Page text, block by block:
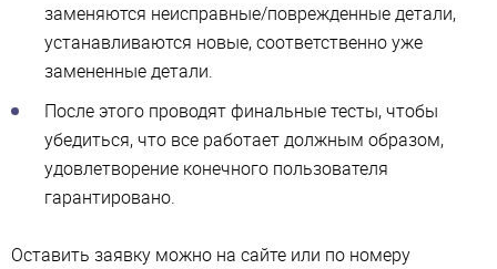
заменяются неисправные/поврежденные детали,
устанавливаются новые, соответственно уже
замененные детали.
После этого проводят финальные тесты, чтобы
убедиться, что все работает должным образом,
удовлетворение конечного пользователя
гарантировано.
Оставить заявку можно на сайте или по номеру